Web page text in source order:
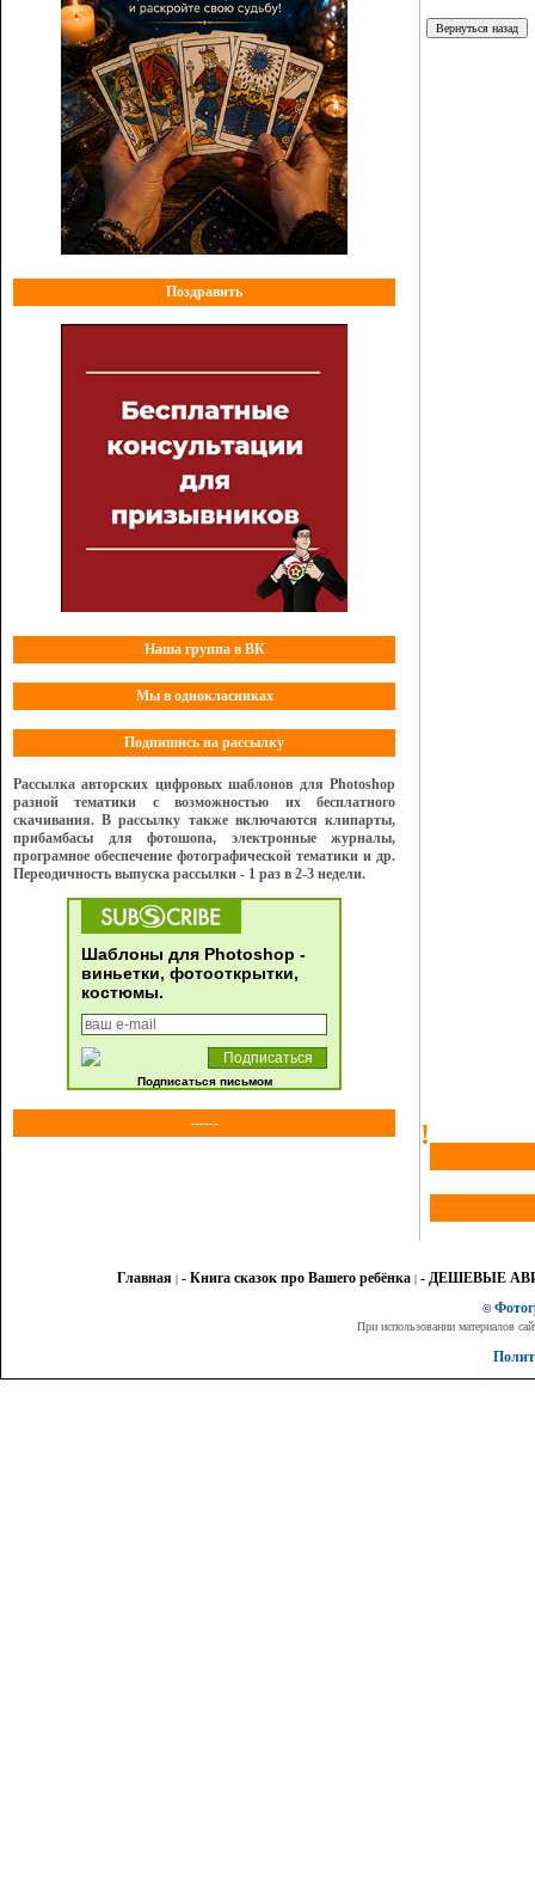
Поздравить
Наша группа в ВК
Мы в однокласниках
Подпишись на рассылку
Рассылка авторских цифровых шаблонов для Photoshop
разной тематики с возможностью их бесплатного
скачивания. В рассылку также включаются клипарты,
прибамбасы для фотошопа, электронные журналы,
програмное обеспечение фотографической тематики и др.
Переодичность выпуска рассылки - 1 раз в 2-3 недели.
Шаблоны для Photoshop -
виньетки, фотооткрытки,
костюмы.
Подписаться письмом
------ !
Главная | - Книга сказок про Вашего ребёнка | - ДЕШЕВЫЕ
©
При использовании материалов